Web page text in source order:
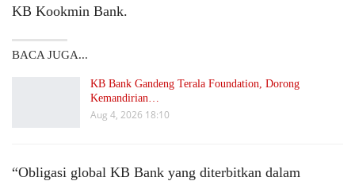
KB Kookmin Bank.
BACA JUGA...
KB Bank Gandeng Terala Foundation, Dorong
Kemandirian…
Aug 4, 2026 18:10
“Obligasi global KB Bank yang diterbitkan dalam